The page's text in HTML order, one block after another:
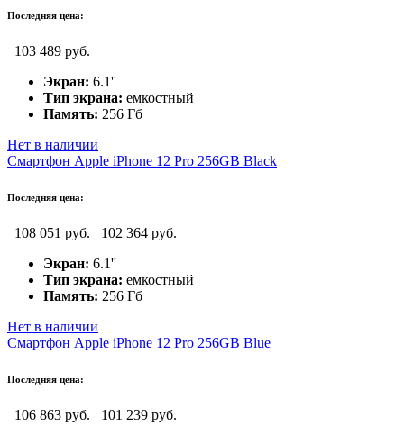
Последняя цена:
103 489 руб.
Экран: 6.1''
Тип экрана: емкостный
Память: 256 Гб
Нет в наличии
Смартфон Apple iPhone 12 Pro 256GB Black
Последняя цена:
108 051 руб.
102 364 руб.
Экран: 6.1''
Тип экрана: емкостный
Память: 256 Гб
Нет в наличии
Смартфон Apple iPhone 12 Pro 256GB Blue
Последняя цена:
106 863 руб.
101 239 руб.